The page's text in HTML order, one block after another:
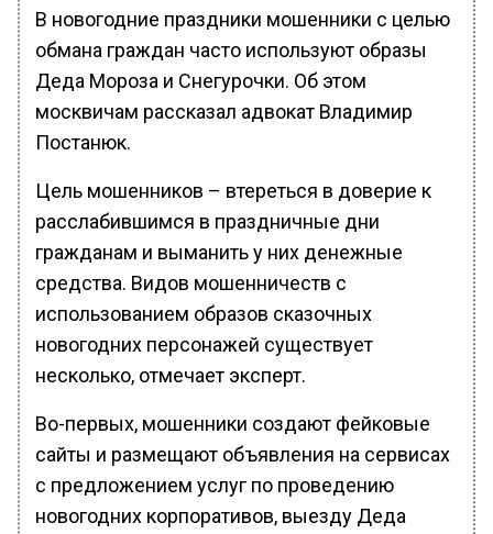
В новогодние праздники мошенники с целью
обмана граждан часто используют образы
Деда Мороза и Снегурочки. Об этом
москвичам рассказал адвокат Владимир
Постанюк.
Цель мошенников – втереться в доверие к
расслабившимся в праздничные дни
гражданам и выманить у них денежные
средства. Видов мошенничеств с
использованием образов сказочных
новогодних персонажей существует
несколько, отмечает эксперт.
Во-первых, мошенники создают фейковые
сайты и размещают объявления на сервисах
с предложением услуг по проведению
новогодних корпоративов, выезду Деда